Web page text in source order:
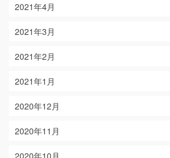
2021年4月
2021年3月
2021年2月
2021年1月
2020年12月
2020年11月
2020年10月